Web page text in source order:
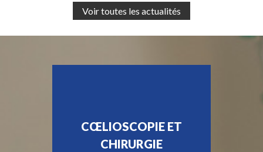
Voir toutes les actualités
CŒLIOSCOPIE ET
CHIRURGIE